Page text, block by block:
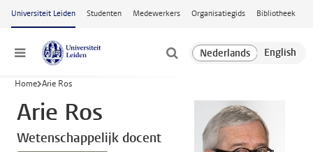
Ga naar hoofdinhoud
Universiteit Leiden Studenten Medewerkers Organisatiegids Bibliotheek
Menu
Home Arie Ros
Arie Ros
Wetenschappelijk docent